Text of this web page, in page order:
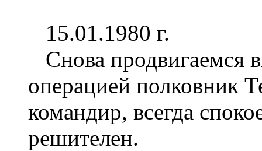
15.01.1980 г.
Снова продвигаемся
операцией полковник
командир, всегда
решителен.